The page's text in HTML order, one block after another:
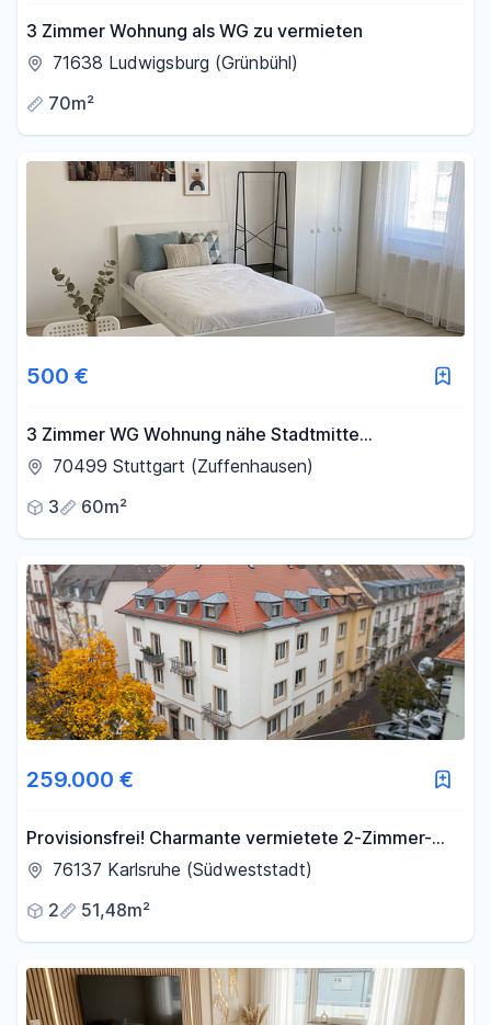
3 Zimmer Wohnung als WG zu vermieten
71638 Ludwigsburg (Grünbühl)
70m²
500 €
3 Zimmer WG Wohnung nähe Stadtmitte
Zuffenhausen
70499 Stuttgart (Zuffenhausen)
3
60m²
259.000 €
Provisionsfrei! Charmante vermietete 2-Zimmer-
Altbau-Wohnung (ca.51 m²)+Balkon in Südweststadt
76137 Karlsruhe (Südweststadt)
2
51,48m²